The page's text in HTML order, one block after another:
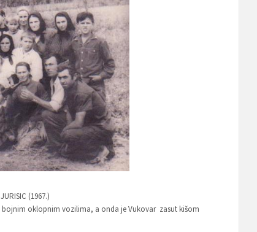
(1967.)
bojnim oklopnim vozilima, a onda je Vukovar zasut kišom